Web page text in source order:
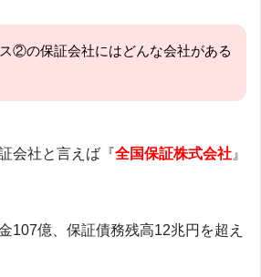
②の保証会社にはどんな会社がある
会社と言えば『全国保証株式会社 』
107億、保証債務残高12兆円を超え